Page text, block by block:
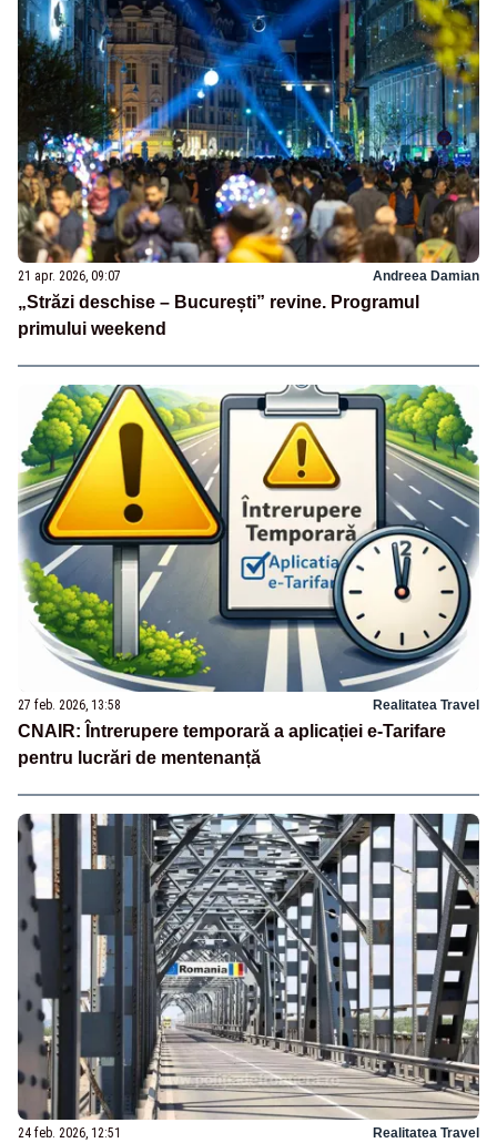
21 apr. 2026, 09:07 Andreea Damian
„Străzi deschise – București” revine. Programul
primului weekend
27 feb. 2026, 13:58 Realitatea Travel
CNAIR: Întrerupere temporară a aplicației e-Tarifare
pentru lucrări de mentenanță
24 feb. 2026, 12:51 Realitatea Travel